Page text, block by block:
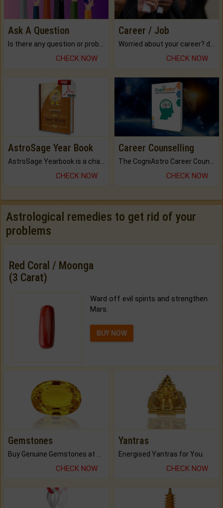
Ask A Question
CHECK NOW
Career / Job
CHECK NOW
AstroSage Year Book
AstroSage Yearbook is a channel to fulfill your dreams and destiny.
CHECK NOW
Career Counselling
The CogniAstro Career Counselling Report is the most comprehensive report available on this topic.
CHECK NOW
Astrological remedies to get rid of your
problems
Red Coral / Moonga
(3 Carat)
Ward off evil spirits and strengthen
Mars.
BUY NOW
Gemstones
Buy Genuine Gemstones at Best Prices.
CHECK NOW
Yantras
Energised Yantras for You.
CHECK NOW